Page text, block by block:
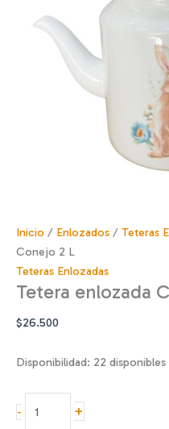
Inicio / Enlozados / Teteras
Conejo 2 L
Teteras Enlozadas
Tetera enlozada
$26.500
Disponibilidad: 22 disponibles
-
enlozada
+